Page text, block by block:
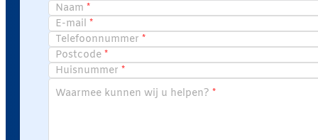
Naam
E-mail
Telefoonnummer
Postcode
Huisnummer
Waarmee kunnen wij u helpen?